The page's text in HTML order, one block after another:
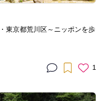
東京都荒川区～ニッポンを歩
1